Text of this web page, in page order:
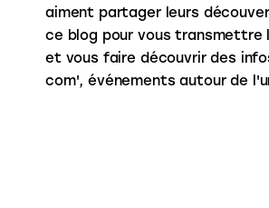
aiment partager leurs
ce blog pour vous transmettre
et vous faire découvrir des
com', événements autour de